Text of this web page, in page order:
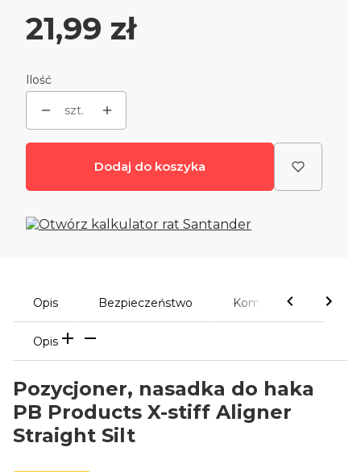
Cena
21,99 zł
Ilość
szt.
Dodaj do koszyka
Opis Bezpieczeństwo Komentarze
Opis
Pozycjoner, nasadka do haka
PB Products X-stiff Aligner
Straight Silt